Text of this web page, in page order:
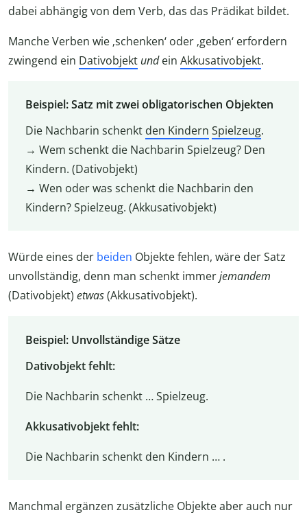
dabei abhängig von dem Verb, das das Prädikat bildet.
Manche Verben wie ‚schenken‘ oder ‚geben‘ erfordern
zwingend ein Dativobjekt undein Akkusativobjekt.
Beispiel: Satz mit zwei obligatorischen Objekten
Die Nachbarin schenkt den Kindern Spielzeug.
→ Wem schenkt die Nachbarin Spielzeug? Den
Kindern. (Dativobjekt)
→ Wen oder was schenkt die Nachbarin den
Kindern? Spielzeug. (Akkusativobjekt)
Würde eines der beiden Objekte fehlen, wäre der Satz
unvollständig, denn man schenkt immerjemandem
(Dativobjekt) etwas(Akkusativobjekt).
Beispiel: Unvollständige Sätze
Dativobjekt fehlt:
Die Nachbarin schenkt … Spielzeug.
Akkusativobjekt fehlt:
Die Nachbarin schenkt den Kindern … .
Manchmal ergänzen zusätzliche Objekte aber auch nur